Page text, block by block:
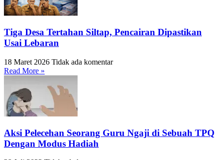
Tiga Desa Tertahan Siltap, Pencairan Dipastikan
Usai Lebaran
18 Maret 2026 Tidak ada komentar
Read More »
Aksi Pelecehan Seorang Guru Ngaji di Sebuah TPQ
Dengan Modus Hadiah